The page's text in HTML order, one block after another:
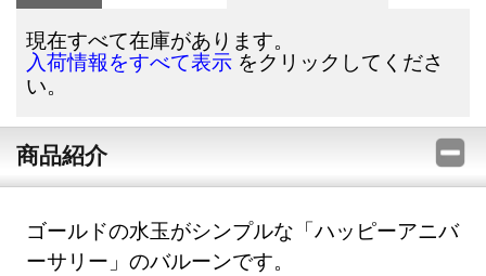
現在すべて在庫があります。
入荷情報をすべて表示 をクリックしてくださ
い。
商品紹介
ゴールドの水玉がシンプルな「ハッピーアニバ
ーサリー」のバルーンです。